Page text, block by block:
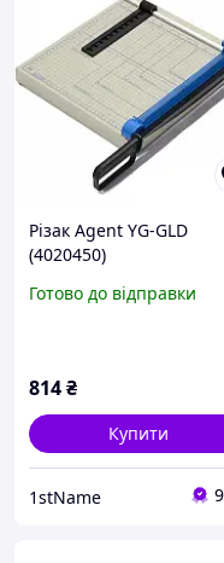
Різак Agent YG-GLD
(4020450)
Готово до відправки
814₴
Купити
1stName